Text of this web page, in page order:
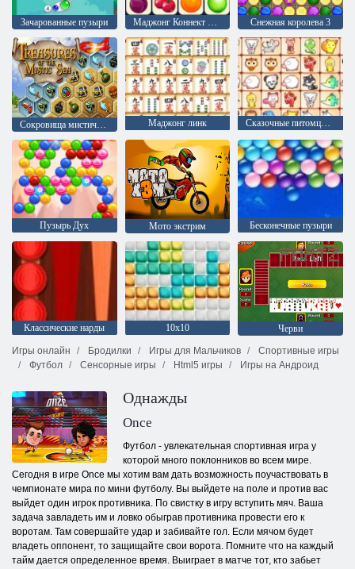
Зачарованные пузыри Маджонг Коннект Онет Снежная королева 3
Маджонг линк Сказочные питомцы связь
Пузырь Дух Мото экстрим Бесконечные пузыри
Классические нарды 10х10
Черви
Игры онлайн
Бродилки Игры для Мальчиков
Спортивные игры
Футбол
Сенсорные игры Html5 игры Игры на Андроид
Однажды
Once
Футбол - увлекательная спортивная игра у
которой много поклонников во всем мире.
Сегодня в игре Once мы хотим вам дать возможность поучаствовать в
чемпионате мира по мини футболу. Вы выйдете на поле и против вас
выйдет один игрок противника. По свистку в игру вступить мяч. Ваша
задача завладеть им и ловко обыграв противника провести его к
воротам. Там совершайте удар и забивайте гол. Если мячом будет
владеть оппонент, то защищайте свои ворота. Помните что на каждый
тайм дается определенное время. Выиграет в матче тот, кто забьет